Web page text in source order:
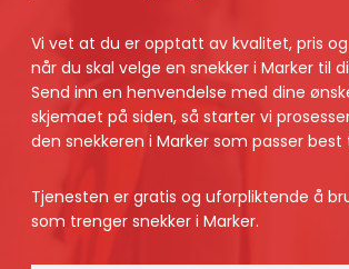
Vi vet at du er opptatt av kvalitet, pris og
når du skal velge en snekker i Marker til
Send inn en henvendelse med dine
skjemaet på siden, så starter vi
den snekkeren i Marker som passer
Tjenesten er gratis og uforpliktende å
som trenger snekker i Marker.